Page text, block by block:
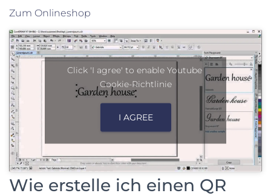
Zum Onlineshop
Click 'I agree' to enable Youtube
Cookie-Richtlinie
I AGREE
Wie erstelle ich einen QR